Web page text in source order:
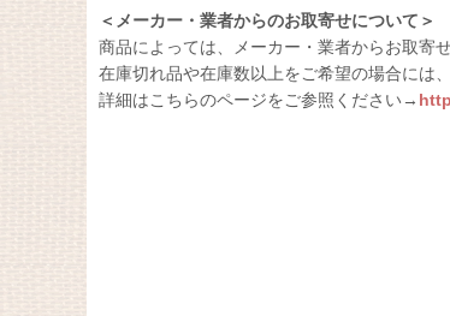
＜メーカー・業者からのお取寄せについて＞
商品によっては、メーカー・業者からお取寄
在庫切れ品や在庫数以上をご希望の場合には
詳細はこちらのページをご参照ください→